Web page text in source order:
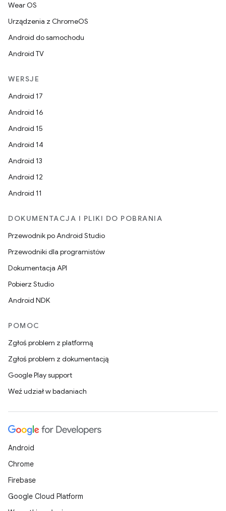
Wear OS
Urządzenia z ChromeOS
Android do samochodu
Android TV
WERSJE
Android 17
Android 16
Android 15
Android 14
Android 13
Android 12
Android 11
DOKUMENTACJA I PLIKI DO POBRANIA
Przewodnik po Android Studio
Przewodniki dla programistów
Dokumentacja API
Pobierz Studio
Android NDK
POMOC
Zgłoś problem z platformą
Zgłoś problem z dokumentacją
Google Play support
Weź udział w badaniach
Android
Chrome
Firebase
Google Cloud Platform